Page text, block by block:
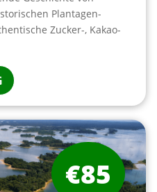
Plantagen-
Zucker-, Kakao-
€85